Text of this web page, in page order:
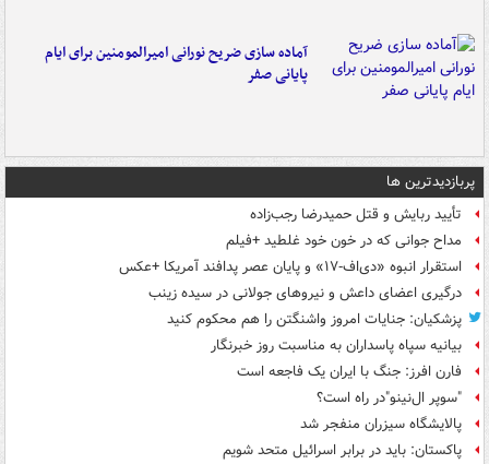
آماده سازی ضریح نورانی امیرالمومنین برای ایام
پایانی صفر
پربازدیدترین ها
تأیید ربایش و قتل حمیدرضا رجب‌زاده
مداح جوانی که در خون خود غلطید +فیلم
استقرار انبوه «دی‌اف‑۱۷» و پایان عصر پدافند آمریکا +عکس
درگیری اعضای داعش و نیروهای جولانی در سیده زینب
پزشکیان: جنایات امروز واشنگتن را هم محکوم کنید
بیانیه سپاه پاسداران به مناسبت روز خبرنگار
فارن افرز: جنگ با ایران یک فاجعه است
"سوپر ال‌نینو"در راه است؟
پالایشگاه سیزران منفجر شد
پاکستان: باید در برابر اسرائیل متحد شویم